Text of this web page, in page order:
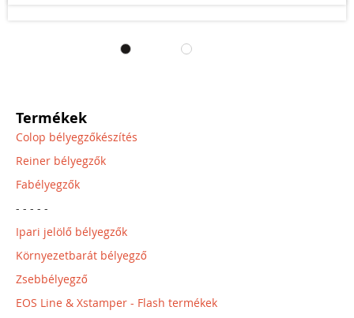
Termékek
Colop bélyegzőkészítés
Reiner bélyegzők
Fabélyegzők
- - - - -
Ipari jelölő bélyegzők
Környezetbarát bélyegző
Zsebbélyegző
EOS Line & Xstamper - Flash termékek